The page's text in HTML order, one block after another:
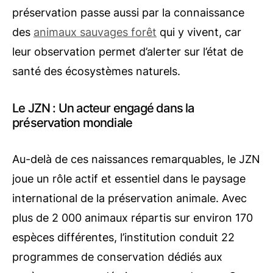
préservation passe aussi par la connaissance
des animaux sauvages forêt qui y vivent, car
leur observation permet d’alerter sur l’état de
santé des écosystèmes naturels.
Le JZN : Un acteur engagé dans la
préservation mondiale
Au-delà de ces naissances remarquables, le JZN
joue un rôle actif et essentiel dans le paysage
international de la préservation animale. Avec
plus de 2 000 animaux répartis sur environ 170
espèces différentes, l’institution conduit 22
programmes de conservation dédiés aux